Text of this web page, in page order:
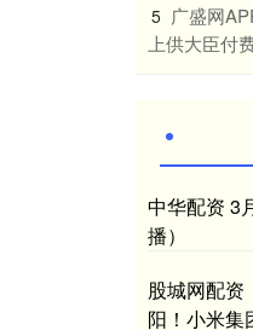
5 广盛网
上供大臣付
中华配资 3
播）
股城网配资
阳！小米集